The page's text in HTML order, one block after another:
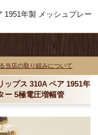
1951年製 メッシュプレー
当店の取り組みについて
プス 310A ペア 1951年
ー 5極電圧増幅管